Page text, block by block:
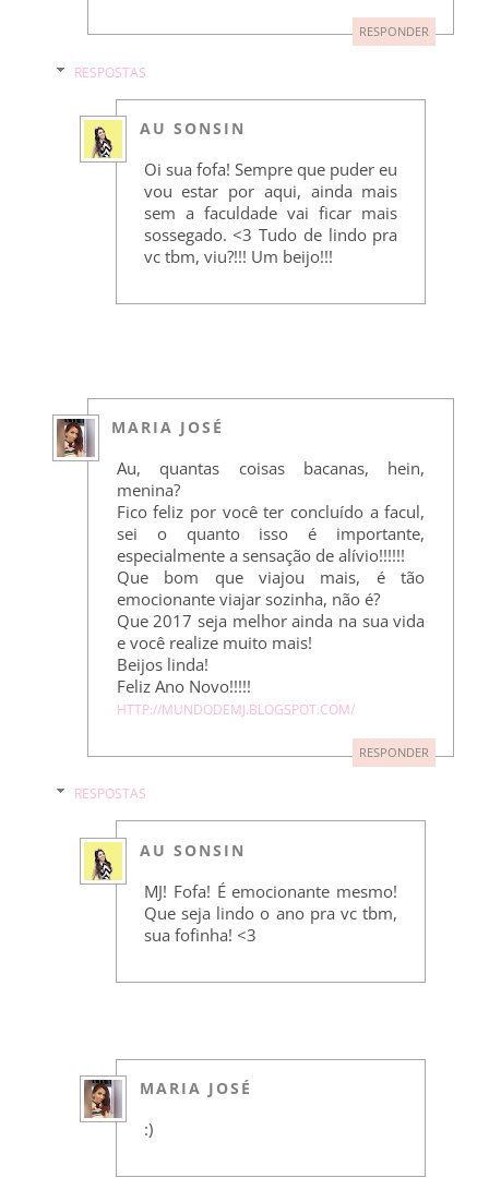
RESPONDER
RESPOSTAS
AU SONSIN
Oi sua fofa! Sempre que puder eu
vou estar por aqui, ainda mais
sem a faculdade vai ficar mais
sossegado. <3 Tudo de lindo pra
vc tbm, viu?!!! Um beijo!!!
MARIA JOSÉ
Au, quantas coisas bacanas, hein,
menina?
Fico feliz por você ter concluído a facul,
sei o quanto isso é importante,
especialmente a sensação de alívio!!!!!!
Que bom que viajou mais, é tão
emocionante viajar sozinha, não é?
Que 2017 seja melhor ainda na sua vida
e você realize muito mais!
Beijos linda!
Feliz Ano Novo!!!!!
HTTP://MUNDODEMJ.BLOGSPOT.COM/
RESPONDER
RESPOSTAS
AU SONSIN
MJ! Fofa! É emocionante mesmo!
Que seja lindo o ano pra vc tbm,
sua fofinha! <3
MARIA JOSÉ
:)